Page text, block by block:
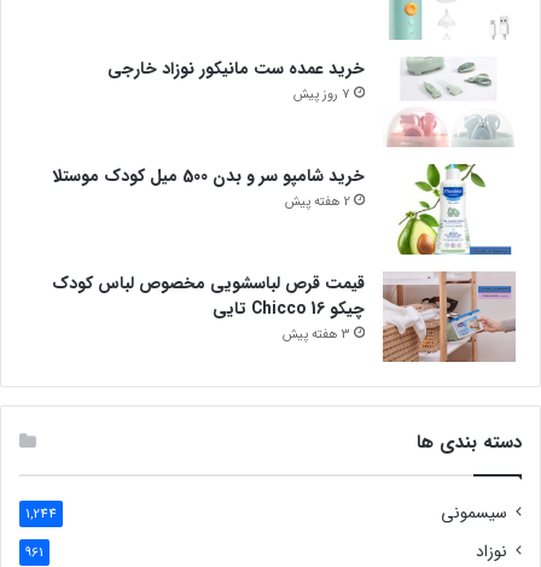
خرید عمده ست مانیکور نوزاد خارجی
7 روز پیش
خرید شامپو سر و بدن 500 میل کودک موستلا
2 هفته پیش
قیمت قرص لباسشویی مخصوص لباس کودک
چیکو Chicco 16 تایی
3 هفته پیش
دسته بندی ها
سیسمونی 1,244
نوزاد 961